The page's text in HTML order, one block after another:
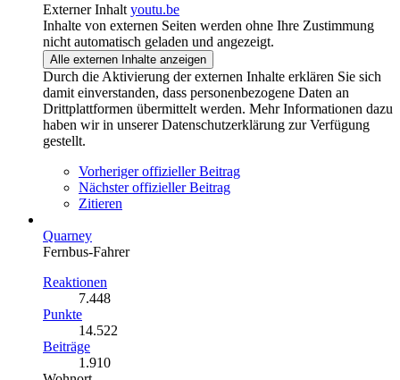
Externer Inhalt youtu.be
Inhalte von externen Seiten werden ohne Ihre Zustimmung
nicht automatisch geladen und angezeigt.
Alle externen Inhalte anzeigen
Durch die Aktivierung der externen Inhalte erklären Sie sich
damit einverstanden, dass personenbezogene Daten an
Drittplattformen übermittelt werden. Mehr Informationen dazu
haben wir in unserer Datenschutzerklärung zur Verfügung
gestellt.
Vorheriger offizieller Beitrag
Nächster offizieller Beitrag
Zitieren
Quarney
Fernbus-Fahrer
Reaktionen
7.448
Punkte
14.522
Beiträge
1.910